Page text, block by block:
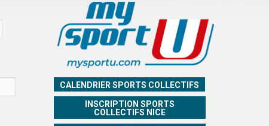
CALENDRIER SPORTS COLLECTIFS
INSCRIPTION SPORTS
COLLECTIFS NICE